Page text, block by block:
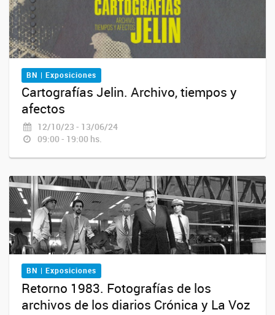
BN | Exposiciones
Cartografías Jelin. Archivo, tiempos y
afectos
12/10/23 - 13/06/24
09:00 - 19:00 hs.
BN | Exposiciones
Retorno 1983. Fotografías de los
archivos de los diarios Crónica y La Voz